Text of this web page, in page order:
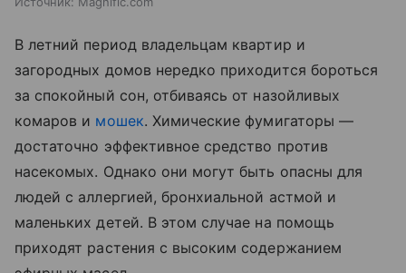
В летний период владельцам квартир и
загородных домов нередко приходится бороться
за спокойный сон, отбиваясь от назойливых
комаров и мошек. Химические фумигаторы —
достаточно эффективное средство против
насекомых. Однако они могут быть опасны для
людей с аллергией, бронхиальной астмой и
маленьких детей. В этом случае на помощь
приходят растения с высоким содержанием